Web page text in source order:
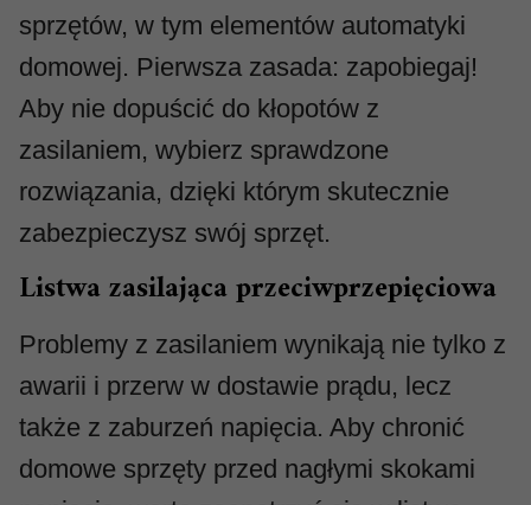
sprzętów, w tym elementów automatyki
domowej. Pierwsza zasada: zapobiegaj!
Aby nie dopuścić do kłopotów z
zasilaniem, wybierz sprawdzone
rozwiązania, dzięki którym skutecznie
zabezpieczysz swój sprzęt.
Listwa zasilająca przeciwprzepięciowa
Problemy z zasilaniem wynikają nie tylko z
awarii i przerw w dostawie prądu, lecz
także z zaburzeń napięcia. Aby chronić
domowe sprzęty przed nagłymi skokami